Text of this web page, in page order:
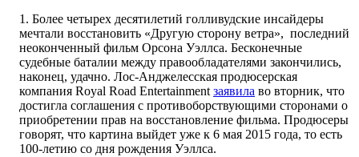
1. Более четырех десятилетий голливудские инсайдеры
мечтали восстановить «Другую сторону ветра», последний
неоконченный фильм Орсона Уэллса. Бесконечные
судебные баталии между правообладателями закончились,
наконец, удачно. Лос-Анджелесская продюсерская
компания Royal Road Entertainment заявила во вторник, что
достигла соглашения с противоборствующими сторонами о
приобретении прав на восстановление фильма. Продюсеры
говорят, что картина выйдет уже к 6 мая 2015 года, то есть
100-летию со дня рождения Уэллса.